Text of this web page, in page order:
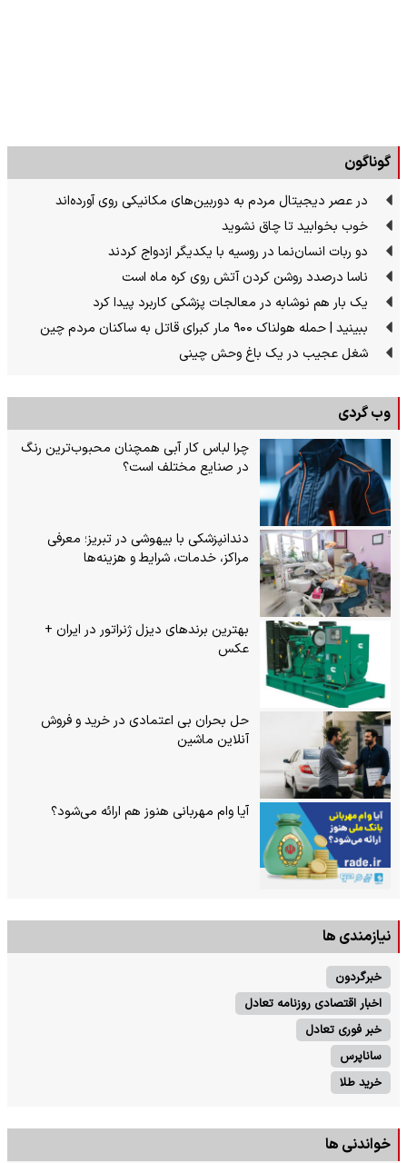
گوناگون
در عصر دیجیتال مردم به دوربین‌های مکانیکی روی آورده‌اند
خوب بخوابید تا چاق نشوید
دو ربات انسان‌نما در روسیه با یکدیگر ازدواج کردند
ناسا درصدد روشن کردن آتش روی کره ماه است
یک بار هم نوشابه در معالجات پزشکی کاربرد پیدا کرد
ببینید | حمله هولناک ۹۰۰ مار کبرای قاتل به ساکنان مردم چین
شغل عجیب در یک باغ وحش چینی
وب گردی
چرا لباس کار آبی همچنان محبوب‌ترین رنگ
در صنایع مختلف است؟
دندانپزشکی با بیهوشی در تبریز؛ معرفی
مراکز، خدمات، شرایط و هزینه‌ها
بهترین برندهای دیزل ژنراتور در ایران +
عکس
حل بحران بی‌ اعتمادی در خرید و فروش
آنلاین ماشین
آیا وام مهربانی هنوز هم ارائه می‌شود؟
نیازمندی ها
خبرگردون
اخبار اقتصادی روزنامه تعادل
خبر فوری تعادل
ساناپرس
خرید طلا
خواندنی ها